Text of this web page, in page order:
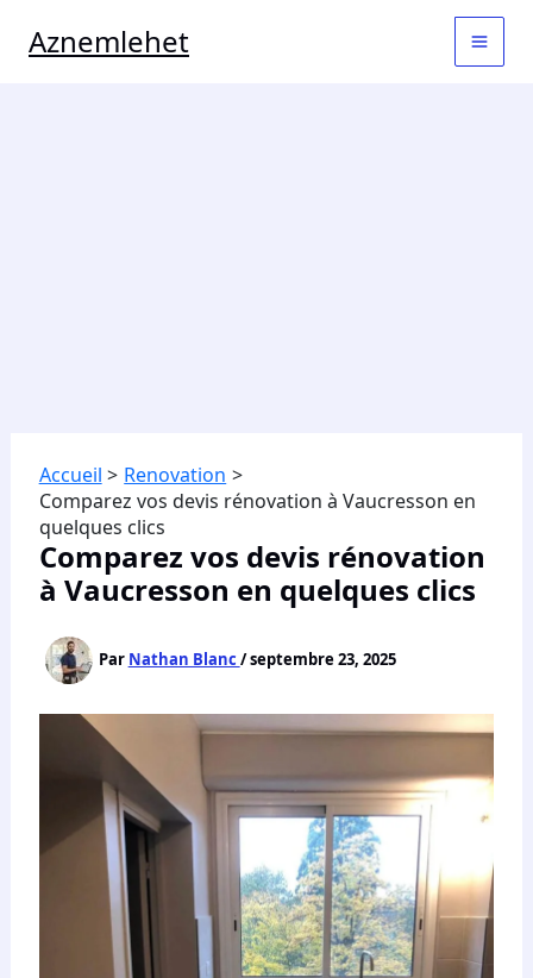
Aznemlehet
Accueil
Renovation
Comparez vos devis rénovation à Vaucresson en
quelques clics
Comparez vos devis rénovation
à Vaucresson en quelques clics
Par Nathan Blanc/septembre 23, 2025